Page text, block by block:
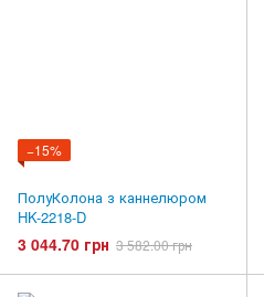
−15%
ПолуКолона з каннелюром
HK-2218-D
3 044.70 грн 3 582.00 грн